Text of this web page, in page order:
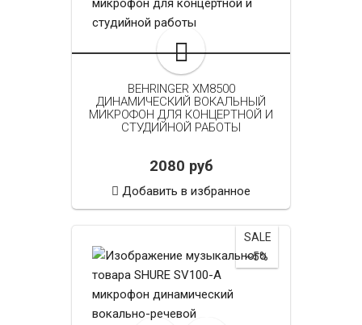
BEHRINGER XM8500
ДИНАМИЧЕСКИЙ ВОКАЛЬНЫЙ
МИКРОФОН ДЛЯ КОНЦЕРТНОЙ И
СТУДИЙНОЙ РАБОТЫ
2080 руб
Добавить в избранное
SALE
~5%